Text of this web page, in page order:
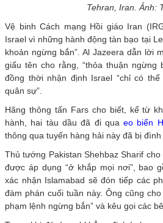
Tehran, Iran. Ảnh:
Vệ binh Cách mạng Hồi giáo Iran
Israel vì những hành động tàn bạo tại
khoản ngừng bắn”. Al Jazeera dẫn lời
giấu tên cho rằng, “thỏa thuận ngừng
đồng thời nhận định Israel “chỉ có
quân sự”.
Hãng thông tấn Fars cho biết, kể từ
hành, hai tàu dầu đã đi quaeo biển
thông qua tuyến hàng hải này đã bị đình
Thủ tướng Pakistan Shehbaz Sharif
được áp dụng “ở khắp mọi nơi”, bao
xác nhận Islamabad sẽ đón tiếp các
đàm phán cuối tuần này. Ông cũng
phạm lệnh ngừng bắn” và kêu gọi các